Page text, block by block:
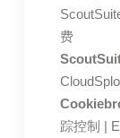
费
踪控制 |